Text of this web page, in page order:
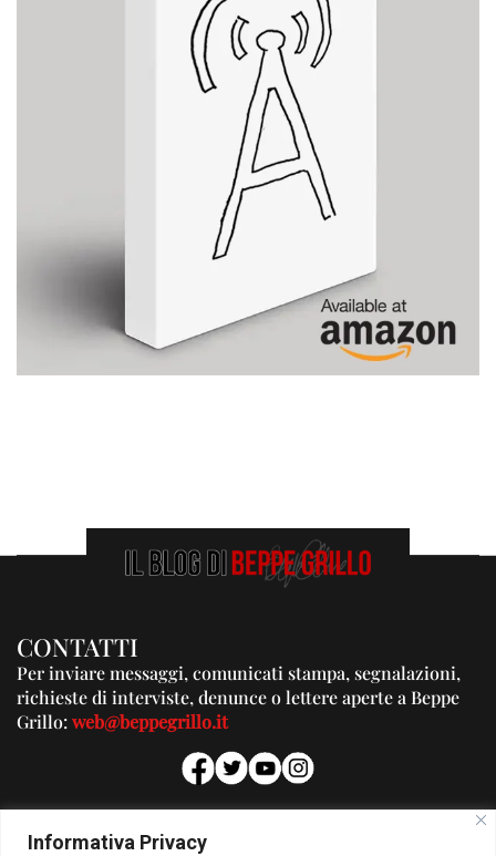
Informativa Privacy
CONTATTI
Per inviare messaggi, comunicati stampa, segnalazioni,
richieste di interviste, denunce o lettere aperte a Beppe
Grillo:web@beppegrillo.it
PUBBLICITA'